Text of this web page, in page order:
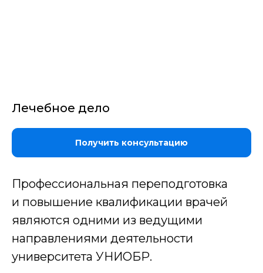
Лечебное дело
Получить консультацию
Профессиональная переподготовка
и повышение квалификации врачей
являются одними из ведущими
направлениями деятельности
университета УНИОБР.